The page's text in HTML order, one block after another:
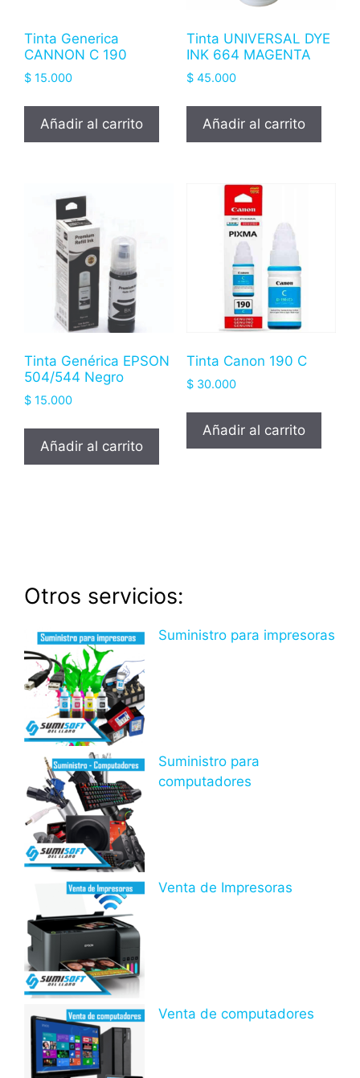
Tinta Generica
CANNON C 190
$ 15.000
Añadir al carrito
Tinta UNIVERSAL DYE
INK 664 MAGENTA
$45.000
Añadir al carrito
Tinta Genérica EPSON
504/544 Negro
$ 15.000
Añadir al carrito
Tinta Canon 190 C
$30.000
Añadir al carrito
Otros servicios:
Suministro para impresoras
Suministro para
computadores
Venta de Impresoras
Venta de computadores